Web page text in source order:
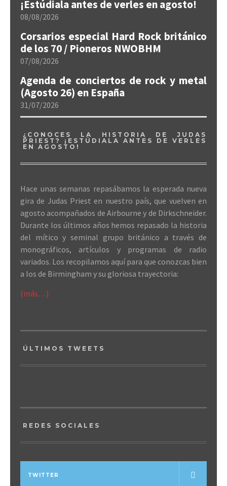
¡Estúdiala antes de verles en agosto!
08/08/2026
Corsarios especial Hard Rock británico
de los 70 / Pioneros NWOBHM
07/08/2026
Agenda de conciertos de rock y metal
(Agosto 26) en España
31/07/2026
¿CONOCES LA HISTORIA DE JUDAS
PRIEST? ¡ESTÚDIALA ANTES DE VERLES
EN AGOSTO!
Hace unas semanas repasábamos la esperada nueva
gira de Judas Priest en nuestro país, que vuelven en
agosto acompañados de Airbourne y de Dirkschneider.
Durante los últimos años hemos repasado la historia
del mítico y seminal grupo británico a través de
monográficos, artículos y programas de radio
variados. Los recopilamos aquí para que conozcas bien
a los de Birmingham y su gloriosa trayectoria:
(más…)
ÚLTIMOS TWEETS
REDES SOCIALES
TWITTER